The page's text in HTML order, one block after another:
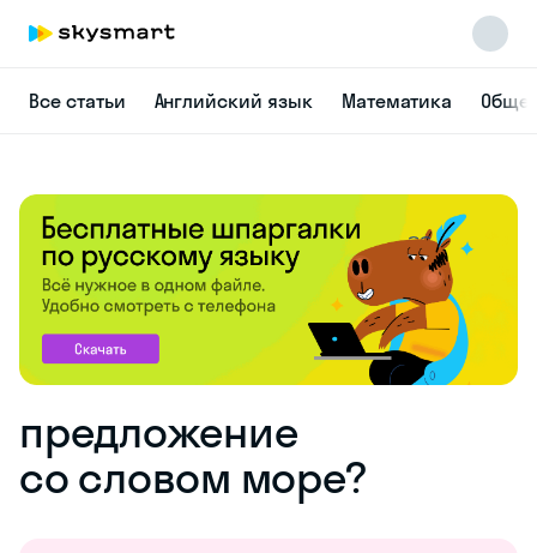
Все статьи Английский язык Математика
предложение
со словом море?